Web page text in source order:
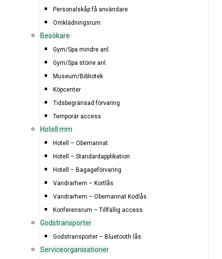
Personalskåp få användare
Omklädningsrum
Besökare
Gym/Spa mindre anl.
Gym/Spa större anl.
Museum/Bibliotek
Köpcenter
Tidsbegränsad förvaring
Temporär access
Hotell mm
Hotell – Obemannat
Hotell – Standardapplikation
Hotell – Bagageförvaring
Vandrarhem – Kortlås
Vandrarhem – Obemannat Kodlås
Konferensrum – Tillfällig access
Godstransporter
Godstransporter – Bluetooth lås
Serviceorganisationer